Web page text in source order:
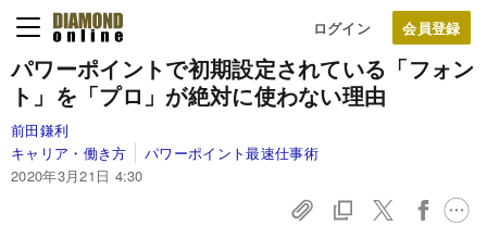
ログイン
パワーポイントで初期設定されている「フォン
ト」を 「プロ」が絶対に使わない理由
前田鎌利
キャリア・働き方
パワーポイント最速仕事術
2020年3月21日 4:30